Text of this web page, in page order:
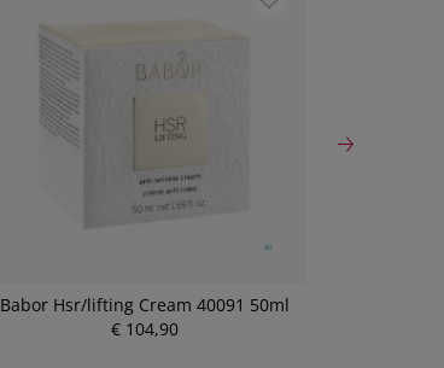
Babor Hsr/lifting Cream 40091 50ml
€ 104,90
P